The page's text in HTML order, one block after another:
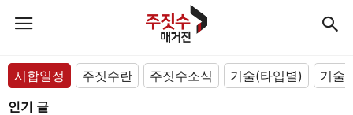
시합일정 주짓수란 주짓수소식 기술(타입별)
기술
인기 글